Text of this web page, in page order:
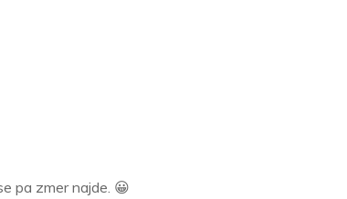
pa zmer najde. 😀